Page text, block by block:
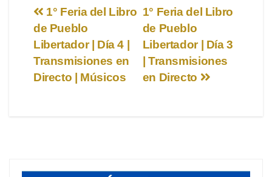
Navegación
de
entradas
1° Feria del Libro
de Pueblo
Libertador | Día 3
| Transmisiones
en Directo
1° Feria del Libro
de Pueblo
Libertador | Día 4 |
Transmisiones en
Directo | Músicos